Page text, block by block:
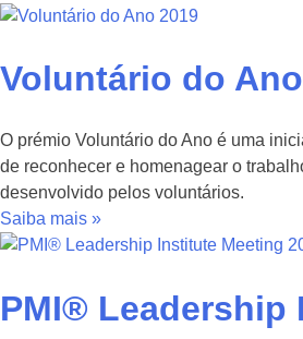
Voluntário do
O prémio Voluntário do Ano é uma
de reconhecer e homenagear o
desenvolvido pelos voluntários.
Saiba mais »
PMI® Leadership